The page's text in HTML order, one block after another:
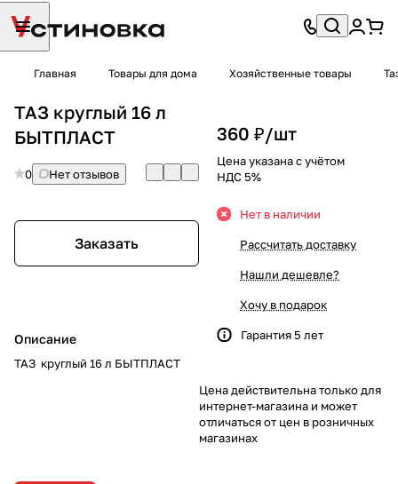
Главная Товары для дома Хозяйственные товары
ТАЗ круглый 16 л
БЫТПЛАСТ
0 Нет отзывов
Заказать
Описание
ТАЗ круглый 16 л БЫТПЛАСТ
360 ₽/шт
Цена указана с учётом
НДС 5%
Нет в наличии
Рассчитать доставку
Нашли дешевле?
Хочу в подарок
Гарантия 5 лет
Цена действительна только для
интернет-магазина и может
отличаться от цен в розничных
магазинах